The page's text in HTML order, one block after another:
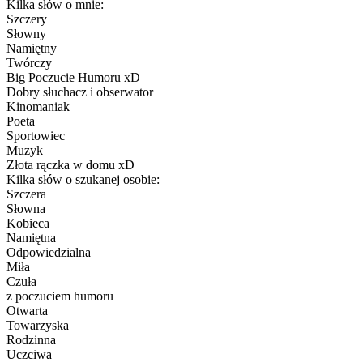
Kilka słów o mnie:
Szczery
Słowny
Namiętny
Twórczy
Big Poczucie Humoru xD
Dobry słuchacz i obserwator
Kinomaniak
Poeta
Sportowiec
Muzyk
Złota rączka w domu xD
Kilka słów o szukanej osobie:
Szczera
Słowna
Kobieca
Namiętna
Odpowiedzialna
Miła
Czuła
z poczuciem humoru
Otwarta
Towarzyska
Rodzinna
Uczciwa